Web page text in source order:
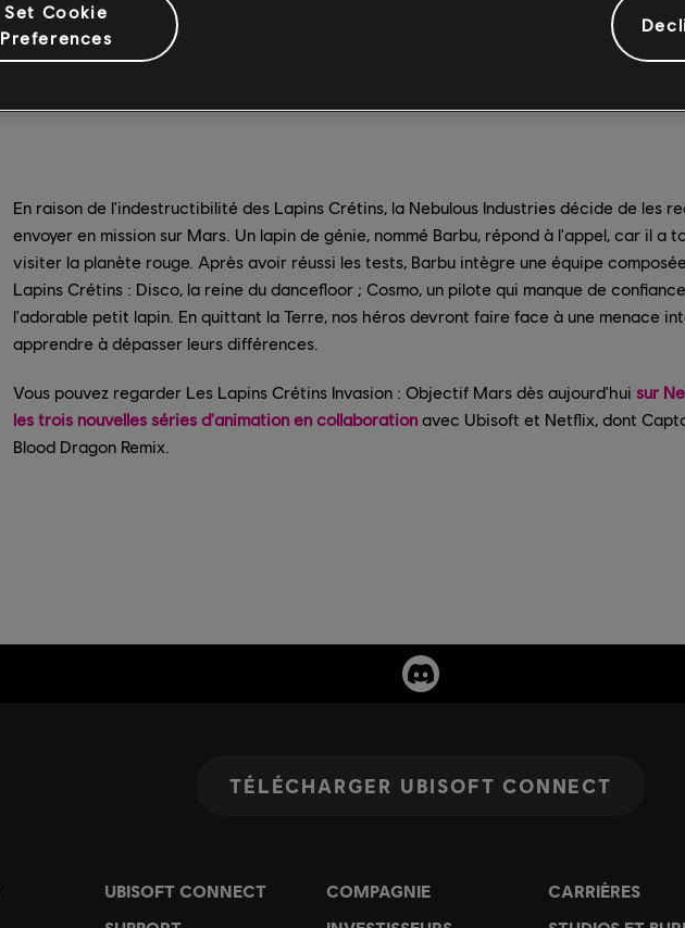
En raison de l'indestructibilité des Lapins Crétins, la Nebulous Industries décide de les
envoyer en mission sur Mars. Un lapin de génie, nommé Barbu, répond à l'appel, car il a
visiter la planète rouge. Après avoir réussi les tests, Barbu intègre une équipe
Lapins Crétins : Disco, la reine du dancefloor ; Cosmo, un pilote qui manque de
l'adorable petit lapin. En quittant la Terre, nos héros devront faire face à une menace
apprendre à dépasser leurs différences.
Vous pouvez regarder Les Lapins Crétins Invasion : Objectif Mars dès aujourd'hui sur
les trois nouvelles séries d'animation en collaboration avec Ubisoft et Netflix, dont
Blood Dragon Remix.
Set Cookie
Preferences